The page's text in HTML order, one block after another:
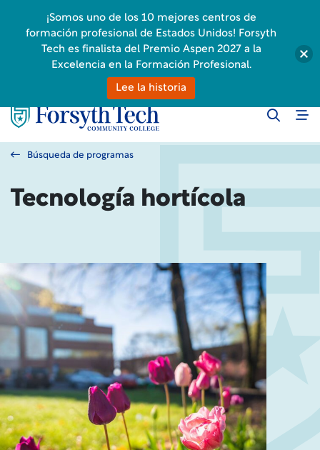
Búsqueda de programas
Tecnología hortícola
¡Somos uno de los 10 mejores centros de
formación profesional de Estados Unidos! Forsyth
Tech es finalista del Premio Aspen 2027 a la
Excelencia en la Formación Profesional.
Lee la historia